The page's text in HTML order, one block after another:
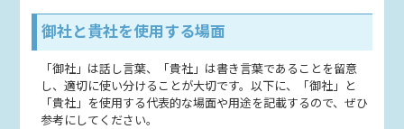
御社と貴社を使用する場面
「御社」は話し言葉、「貴社」は書き言葉であることを留意
し、適切に使い分けることが大切です。以下に、「御社」と
「貴社」を使用する代表的な場面や用途を記載するので、ぜひ
参考にしてください。